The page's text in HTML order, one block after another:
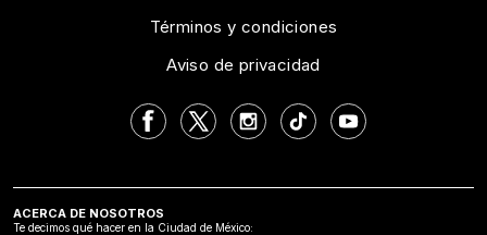
Términos y condiciones
Aviso de privacidad
ACERCA DE NOSOTROS
Te decimos qué hacer en la Ciudad de México: